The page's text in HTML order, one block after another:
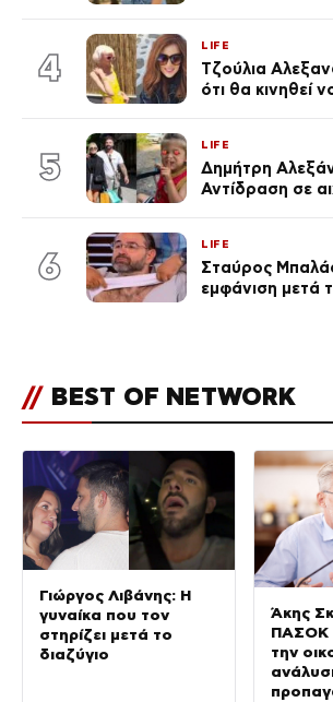
του Θεού»
4
LIFE
Τζούλια
ότι θα κινηθεί
5
LIFE
Δημήτρη
Αντίδραση σε
6
LIFE
Σταύρος
εμφάνιση μετά
// BEST OF NETWORK
Γιώργος Λιβάνης: Η
γυναίκα που τον
στηρίζει μετά το
διαζύγιο
Άκης
ΠΑΣΟΚ
την